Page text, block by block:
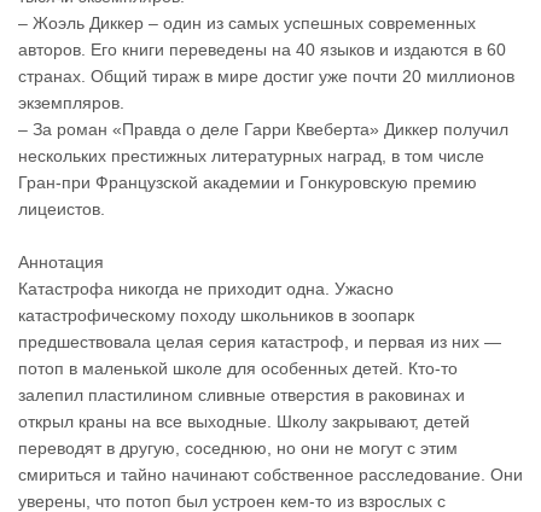
– Жоэль Диккер – один из самых успешных современных
авторов. Его книги переведены на 40 языков и издаются в 60
странах. Общий тираж в мире достиг уже почти 20 миллионов
экземпляров.
– За роман «Правда о деле Гарри Квеберта» Диккер получил
нескольких престижных литературных наград, в том числе
Гран-при Французской академии и Гонкуровскую премию
лицеистов.
Аннотация
Катастрофа никогда не приходит одна. Ужасно
катастрофическому походу школьников в зоопарк
предшествовала целая серия катастроф, и первая из них —
потоп в маленькой школе для особенных детей. Кто‑то
залепил пластилином сливные отверстия в раковинах и
открыл краны на все выходные. Школу закрывают, детей
переводят в другую, соседнюю, но они не могут с этим
смириться и тайно начинают собственное расследование. Они
уверены, что потоп был устроен кем‑то из взрослых с